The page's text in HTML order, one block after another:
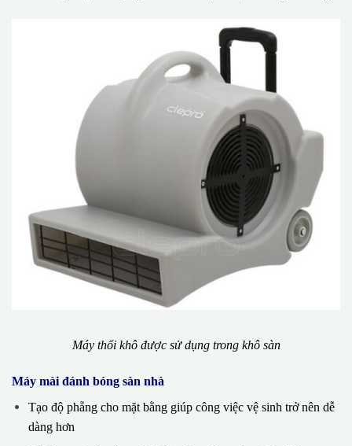
Máy thổi khô được sử dụng trong khô sàn
Máy mài đánh bóng sàn nhà
Tạo độ phẵng cho mặt bằng giúp công việc vệ sinh trở nên dễ
dàng hơn